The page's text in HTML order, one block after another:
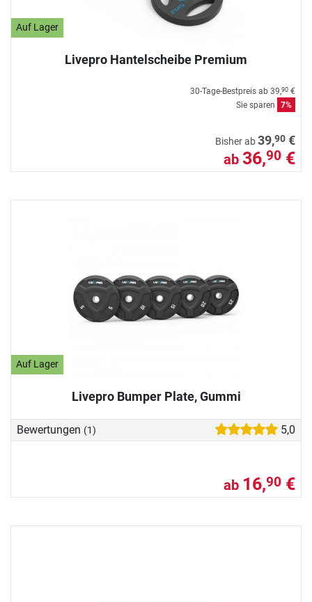
Auf Lager
Livepro Hantelscheibe Premium
30-Tage-Bestpreis ab 39,90 €
Sie sparen
7%
Bisher ab39,90 €
ab 36,90 €
Auf Lager
Livepro Bumper Plate, Gummi
Bewertungen (1) 5,0
ab 16,90 €